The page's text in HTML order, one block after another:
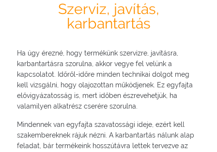
Szerviz, javítás,
karbantartás
Ha úgy érezné, hogy termékünk szervizre, javításra,
karbantartásra szorulna, akkor vegye fel velünk a
kapcsolatot. Időről-időre minden technikai dolgot meg
kell vizsgálni, hogy olajozottan működjenek. Ez egyfajta
elővigyázatosság is, mert időben észrevehetjük, ha
valamilyen alkatrész cserére szorulna.
Mindennek van egyfajta szavatossági ideje, ezért kell
szakembereknek rájuk nézni. A karbantartás nálunk alap
feladat, bár termékeink hosszútávra lettek tervezve az